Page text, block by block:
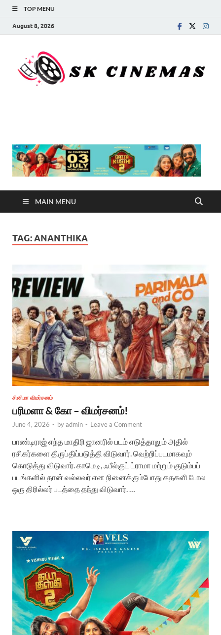
TOP MENU
August 8, 2026
MAIN MENU
TAG:ANANTHIKA
சினிமா விமர்சனம்
பரிமளா & கோ – விமர்சனம்!
June 4, 2026 - byadmin - Leave a Comment
பாண்டிராஜ் எந்த மாதிரி ஜானரில் படம் எடுத்தாலும் அதில்
ரசிகர்களை திருப்திப்படுத்தி விடுவார். வெற்றிப்படமாகவும்
கொடுத்து விடுவார். காமெடி, ஃபீல்குட் ட்ராமா மற்றும் குடும்பப்
படங்களில் தான் வல்லவர் என நினைக்கும்போது கதகளி போல
ஒரு திரில்லர் படத்தை தந்து விடுவார். …